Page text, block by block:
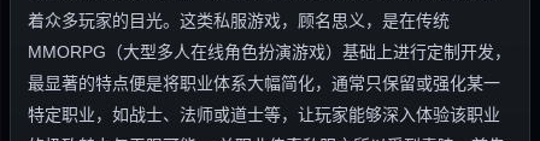
着众多玩家的目光。这类私服游戏，顾名思义，是在传统
MMORPG（大型多人在线角色扮演游戏）基础上进行定制开发，
最显著的特点便是将职业体系大幅简化，通常只保留或强化某一
特定职业，如战士、法师或道士等，让玩家能够深入体验该职业